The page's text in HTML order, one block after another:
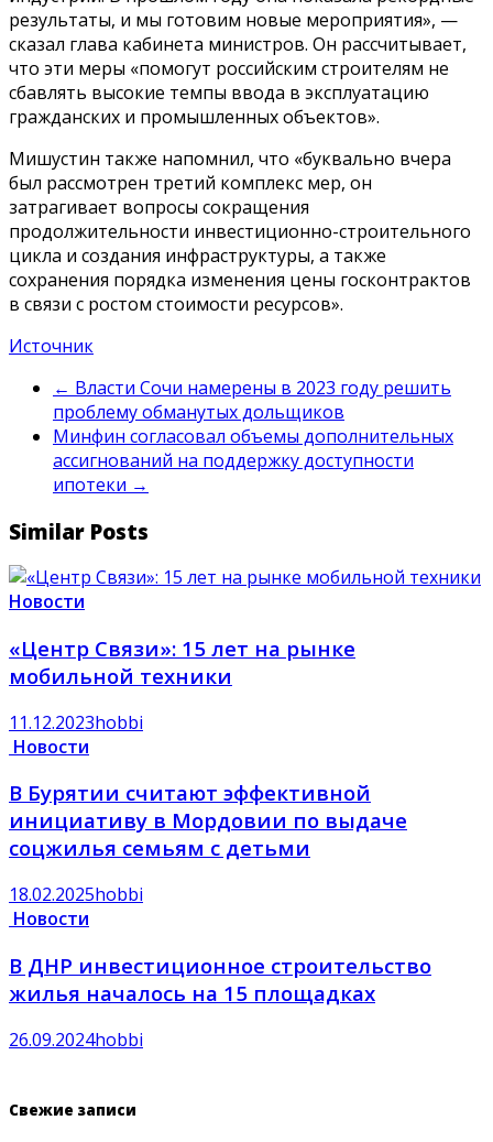
результаты, и мы готовим новые мероприятия», —
сказал глава кабинета министров. Он рассчитывает,
что эти меры «помогут российским строителям не
сбавлять высокие темпы ввода в эксплуатацию
гражданских и промышленных объектов».
Мишустин также напомнил, что «буквально вчера
был рассмотрен третий комплекс мер, он
затрагивает вопросы сокращения
продолжительности инвестиционно-строительного
цикла и создания инфраструктуры, а также
сохранения порядка изменения цены госконтрактов
в связи с ростом стоимости ресурсов».
Источник
← Власти Сочи намерены в 2023 году решить
проблему обманутых дольщиков
Минфин согласовал объемы дополнительных
ассигнований на поддержку доступности
ипотеки →
Similar Posts
Новости
«Центр Связи»: 15 лет на рынке
мобильной техники
11.12.2023hobbi
Новости
В Бурятии считают эффективной
инициативу в Мордовии по выдаче
соцжилья семьям с детьми
18.02.2025hobbi
Новости
В ДНР инвестиционное строительство
жилья началось на 15 площадках
26.09.2024hobbi
Свежие записи